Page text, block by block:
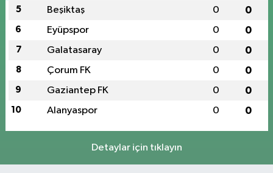
5 Beşiktaş 0 0
6 Eyüpspor 0 0
7 Galatasaray 0 0
8 Çorum FK 0 0
9 Gaziantep FK 0 0
10 Alanyaspor 0 0
Detaylar için tıklayın